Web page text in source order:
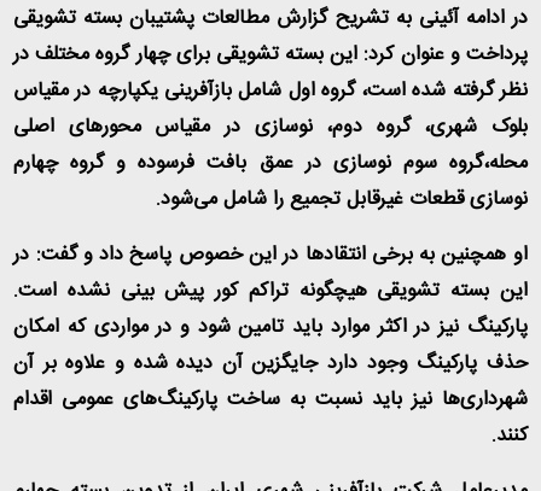
در ادامه آئینی به تشریح گزارش مطالعات پشتیبان بسته تشویقی
پرداخت و عنوان کرد: این بسته تشویقی برای چهار گروه مختلف در
نظر گرفته شده است، گروه اول شامل بازآفرینی یکپارچه در مقیاس
بلوک شهری، گروه دوم، نوسازی در مقیاس محورهای اصلی
محله،گروه سوم نوسازی در عمق بافت فرسوده و گروه چهارم
نوسازی قطعات غیرقابل تجمیع را شامل می‌شود.
او همچنین به برخی انتقادها در این خصوص پاسخ داد و گفت: در
این بسته تشویقی هیچگونه تراکم کور پیش بینی نشده است.
پارکینگ نیز در اکثر موارد باید تامین شود و در مواردی که امکان
حذف پارکینگ وجود دارد جایگزین آن دیده شده و علاوه بر آن
شهرداری‌ها نیز باید نسبت به ساخت پارکینگ‌های عمومی اقدام
کنند.